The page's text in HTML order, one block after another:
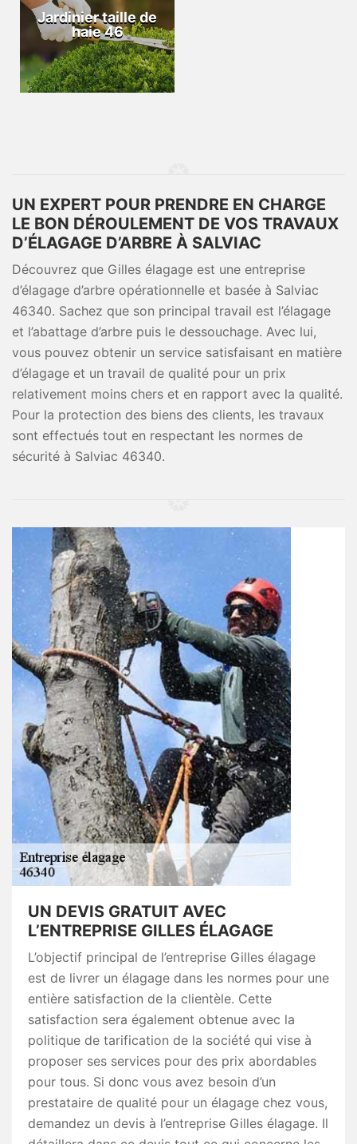
Jardinier taille de
haie 46
UN EXPERT POUR PRENDRE EN CHARGE
LE BON DÉROULEMENT DE VOS TRAVAUX
D’ÉLAGAGE D’ARBRE À SALVIAC
Découvrez que Gilles élagage est une entreprise
d’élagage d’arbre opérationnelle et basée à Salviac
46340. Sachez que son principal travail est l’élagage
et l’abattage d’arbre puis le dessouchage. Avec lui,
vous pouvez obtenir un service satisfaisant en matière
d’élagage et un travail de qualité pour un prix
relativement moins chers et en rapport avec la qualité.
Pour la protection des biens des clients, les travaux
sont effectués tout en respectant les normes de
sécurité à Salviac 46340.
UN DEVIS GRATUIT AVEC
L’ENTREPRISE GILLES ÉLAGAGE
L’objectif principal de l’entreprise Gilles élagage
est de livrer un élagage dans les normes pour une
entière satisfaction de la clientèle. Cette
satisfaction sera également obtenue avec la
politique de tarification de la société qui vise à
proposer ses services pour des prix abordables
pour tous. Si donc vous avez besoin d’un
prestataire de qualité pour un élagage chez vous,
demandez un devis à l’entreprise Gilles élagage. Il